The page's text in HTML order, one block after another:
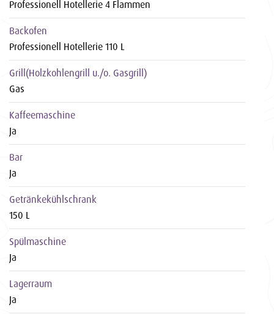
Professionell Hotellerie 4 Flammen
Backofen
Professionell Hotellerie 110 L
Grill(Holzkohlengrill u./o. Gasgrill)
Gas
Kaffeemaschine
Ja
Bar
Ja
Getränkekühlschrank
150 L
Spülmaschine
Ja
Lagerraum
Ja